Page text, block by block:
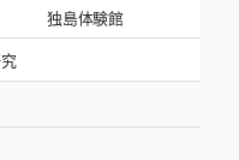
独島体験館